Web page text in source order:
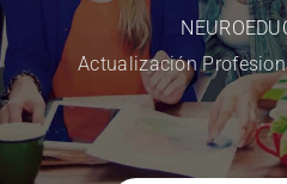
Actualización